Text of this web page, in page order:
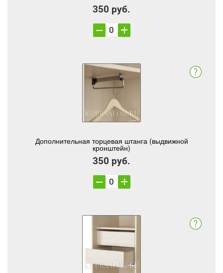
350 руб.
Дополнительная торцевая штанга (выдвижной
кронштейн)
350 руб.